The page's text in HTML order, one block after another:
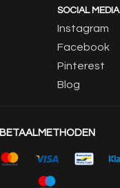
SOCIAL MEDIA
Instagram
Facebook
Pinterest
Blog
BETAALMETHODEN